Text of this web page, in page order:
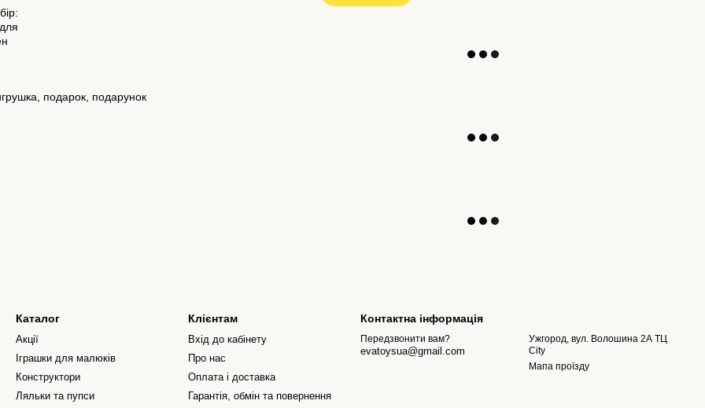
подарок, подарунок
Каталог
Акції
Іграшки для малюків
Конструктори
Ляльки та пупси
Клієнтам
Вхід до кабінету
Про нас
Оплата і доставка
Гарантія, обмін та повернення
Контактна інформація
Передзвонити вам?
evatoysua@gmail.com
Ужгород, вул. Волошина 2А ТЦ
City
Мапа проїзду